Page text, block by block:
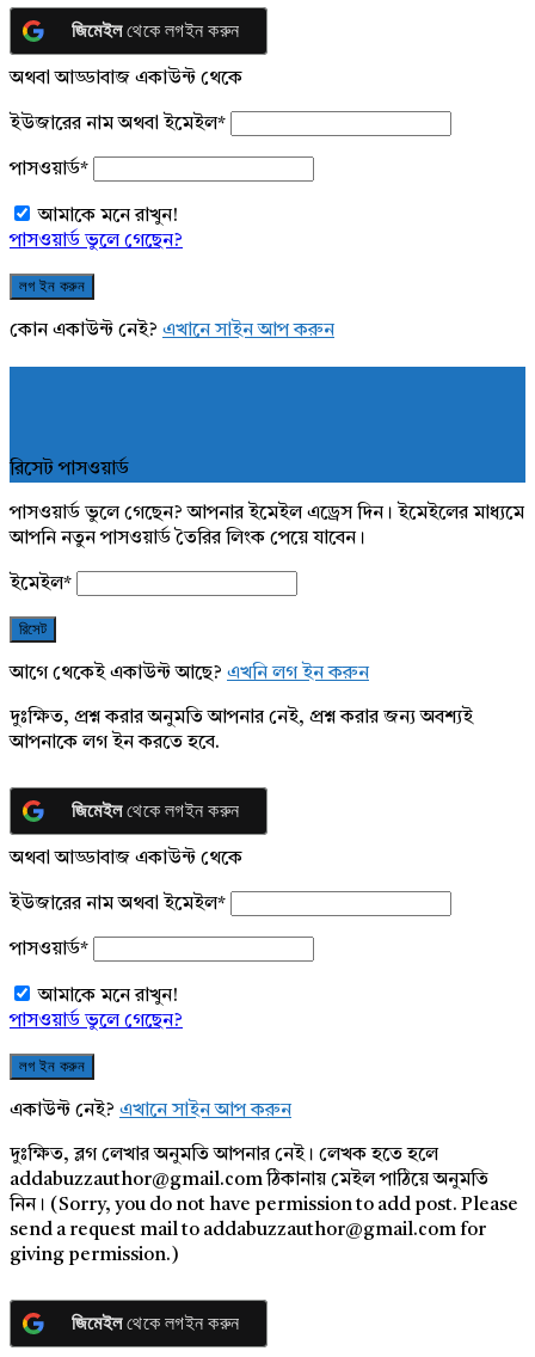
জিমেইলথেকে লগইন করুন
অথবা আড্ডাবাজ একাউন্ট থেকে
ইউজারের নাম অথবা ইমেইল*
পাসওয়ার্ড*
আমাকে মনে রাখুন!
পাসওয়ার্ড ভুলে গেছেন?
কোন একাউন্ট নেই? এখানে সাইন আপ করুন
রিসেট পাসওয়ার্ড
পাসওয়ার্ড ভুলে গেছেন? আপনার ইমেইল এড্রেস দিন। ইমেইলের মাধ্যমে
আপনি নতুন পাসওয়ার্ড তৈরির লিংক পেয়ে যাবেন।
ইমেইল*
আগে থেকেই একাউন্ট আছে? এখনি লগ ইন করুন
দুঃক্ষিত, প্রশ্ন করার অনুমতি আপনার নেই, প্রশ্ন করার জন্য অবশ্যই
আপনাকে লগ ইন করতে হবে.
জিমেইলথেকে লগইন করুন
অথবা আড্ডাবাজ একাউন্ট থেকে
ইউজারের নাম অথবা ইমেইল*
পাসওয়ার্ড*
আমাকে মনে রাখুন!
পাসওয়ার্ড ভুলে গেছেন?
একাউন্ট নেই? এখানে সাইন আপ করুন
দুঃক্ষিত, ব্লগ লেখার অনুমতি আপনার নেই। লেখক হতে হলে
addabuzzauthor@gmail.com ঠিকানায় মেইল পাঠিয়ে অনুমতি
নিন। (Sorry, you do not have permission to add post. Please
send a request mail to addabuzzauthor@gmail.com for
giving permission.)
জিমেইলথেকে লগইন করুন